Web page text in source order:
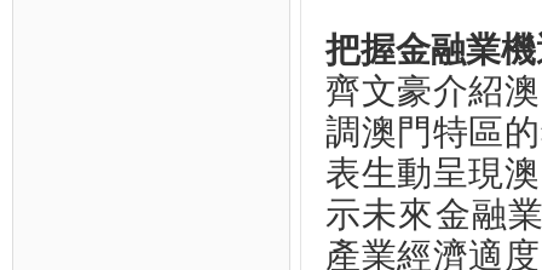
把握金融業
齊文豪介紹
調澳門特區
表生動呈現
示未來金融
產業經濟適